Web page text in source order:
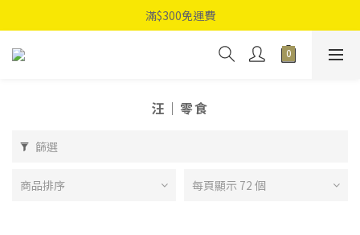
滿$300免運費
汪｜零食
篩選
商品排序 每頁顯示 72 個